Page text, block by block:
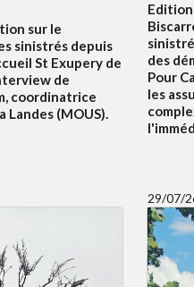
sur le
sinistrés depuis
St Exupery de
de
coordinatrice
Landes (MOUS).
des
Pour
les
29/07/